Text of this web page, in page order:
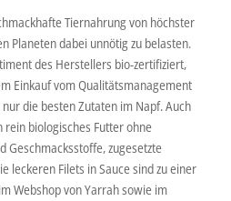
Tiernahrung von höchster
Planeten dabei unnötig zu belasten.
des Herstellers bio-zertifiziert,
Einkauf vom Qualitätsmanagement
die besten Zutaten im Napf. Auch
biologisches Futter ohne
Geschmacksstoffe, zugesetzte
leckeren Filets in Sauce sind zu einer
Webshop von Yarrah sowie im